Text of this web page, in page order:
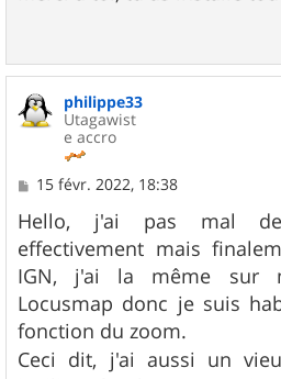
s
philippe33
Utagawist
e accro
M
s
s
a
g
e
15 févr. 2022, 18:38
Hello, j'ai pas mal de
effectivement mais
IGN, j'ai la même sur
Locusmap donc je suis
fonction du zoom.
Ceci dit, j'ai aussi un